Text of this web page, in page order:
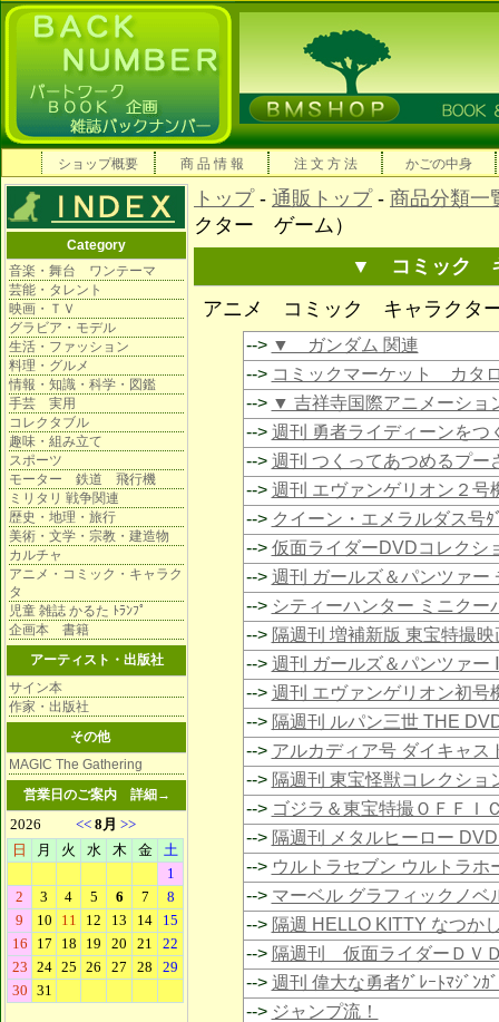
ショップ概要 商 品 情 報 注 文 方 法 かごの中身
Category
音楽・舞台 ワンテーマ
芸能・タレント
映画・ＴＶ
グラビア・モデル
生活・ファッション
料理・グルメ
情報・知識・科学・図鑑
手芸 実用
コレクタブル
趣味・組み立て
スポーツ
モーター 鉄道 飛行機
ミリタリ 戦争関連
歴史・地理・旅行
美術・文学・宗教・建造物
カルチャ
アニメ・コミック・キャラク
タ
児童 雑誌 かるた ﾄﾗﾝﾌﾟ
企画本 書籍
アーティスト・出版社
サイン本
作家・出版社
その他
MAGIC The Gathering
営業日のご案内 詳細→
トップ- 通販トップ- 商品分類一
クター ゲーム）
▼ コミック
アニメ コミック キャラク
--> ▼ ガンダム 関連
--> コミックマーケット カタ
--> ▼ 吉祥寺国際アニメーショ
--> 週刊 勇者ライディーンをつ
--> 週刊 つくってあつめるプー
--> 週刊 エヴァンゲリオン２号
--> クイーン・エメラルダス号ﾀ
--> 仮面ライダーDVDコレクシ
--> 週刊 ガールズ＆パンツァー
--> シティーハンター ミニクー
--> 隔週刊 増補新版 東宝特撮
--> 週刊 ガールズ＆パンツァ
--> 週刊 エヴァンゲリオン初号
--> 隔週刊 ルパン三世 THE
--> アルカディア号 ダイキャス
--> 隔週刊 東宝怪獣コレクショ
--> ゴジラ＆東宝特撮ＯＦＦ
--> 隔週刊 メタルヒーロー
--> ウルトラセブン ウルトラホ
--> マーベル グラフィックノベ
--> 隔週 HELLO KITTY なつか
--> 隔週刊 仮面ライダーＤＶ
--> 週刊 偉大な勇者ｸﾞﾚｰﾄﾏｼﾞﾝｶ
--> ジャンプ流！